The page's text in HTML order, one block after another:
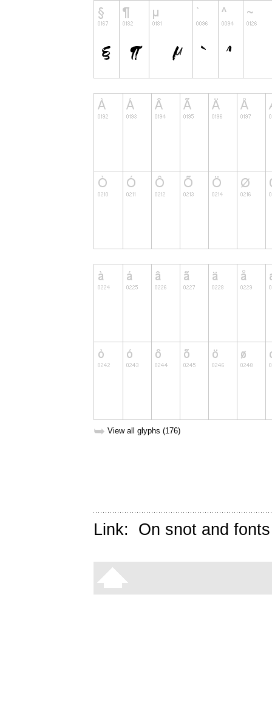
➥ View all glyphs (176)
Link: On snot and fonts